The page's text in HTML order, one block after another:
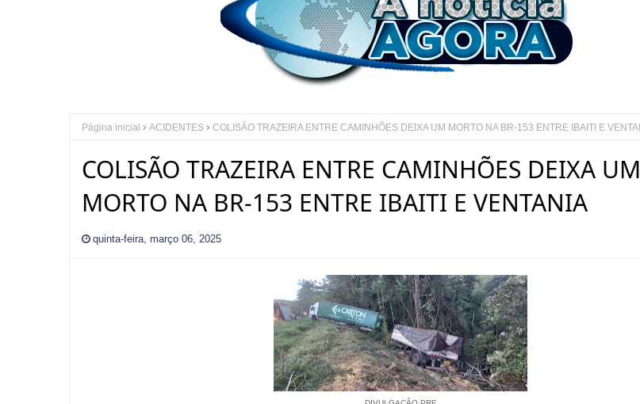
COLISÃO TRAZEIRA ENTRE CAMINHÕES DEIXA UM
MORTO NA BR-153 ENTRE IBAITI E VENTANIA
DIVULGAÇÃO PRF